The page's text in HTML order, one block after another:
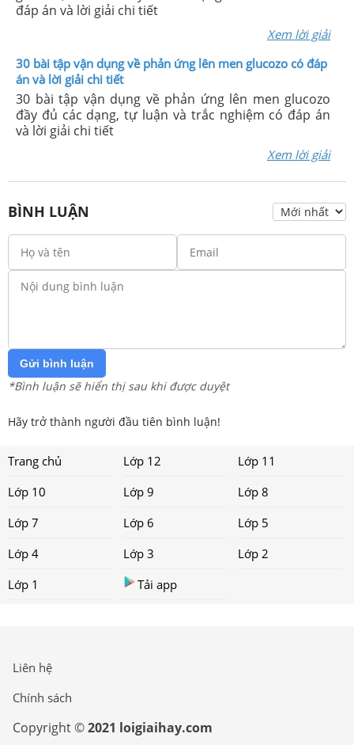
đáp án và lời giải chi tiết
Xem lời giải
30 bài tập vận dụng về phản ứng lên men glucozo có đáp
án và lời giải chi tiết
30 bài tập vận dụng về phản ứng lên men glucozo
đầy đủ các dạng, tự luận và trắc nghiệm có đáp án
và lời giải chi tiết
Xem lời giải
BÌNH LUẬN
Gửi bình luận
*Bình luận sẽ hiển thị sau khi được duyệt
Hãy trở thành người đầu tiên bình luận!
Trang chủ Lớp 12
Lớp 11
Lớp 10
Lớp 9
Lớp 8
Lớp 7
Lớp 6
Lớp 5
Lớp 4
Lớp 3
Lớp 2
Lớp 1
Tải app
Liên hệ
Chính sách
Copyright ©2021 loigiaihay.com